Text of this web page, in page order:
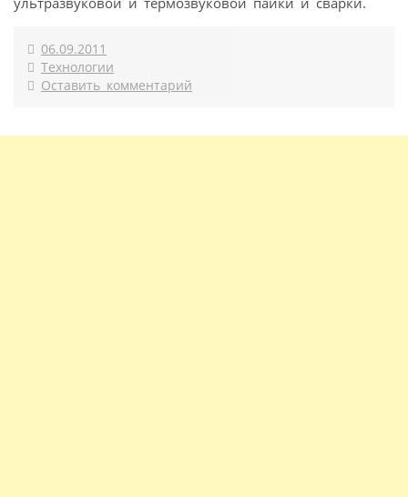
06.09.2011
Технологии
Оставить комментарий